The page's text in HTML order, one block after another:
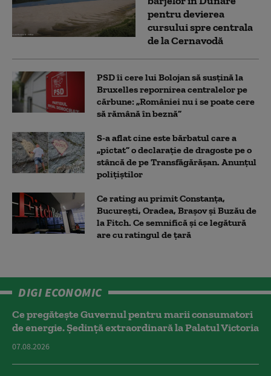
pentru devierea
cursului spre centrala
de la Cernavodă
PSD îi cere lui Bolojan să susțină la
Bruxelles repornirea centralelor pe
cărbune: „României nu i se poate cere
să rămână în beznă”
S-a aflat cine este bărbatul care a
„pictat” o declarație de dragoste pe o
stâncă de pe Transfăgărășan. Anunțul
polițiștilor
Ce rating au primit Constanța,
București, Oradea, Brașov și Buzău de
la Fitch. Ce semnifică și ce legătură
are cu ratingul de țară
DIGI ECONOMIC
Ce pregătește Guvernul pentru marii consumatori
de energie. Ședință extraordinară la Palatul Victoria
07.08.2026